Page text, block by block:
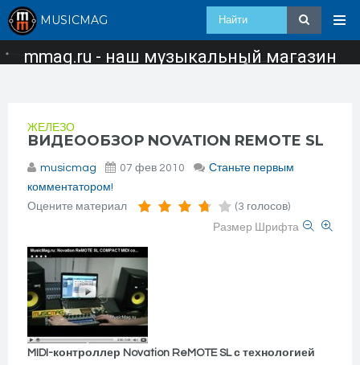
MUSICMAG
mmag.ru - наш музыкальный магазин
ЖЕЛЕЗО
ВИДЕООБЗОР NOVATION REMOTE SL
musicmag 07 фев 2010
Станьте первым
комментатором!
Оцените материал
(3 голосов)
Размер Шрифта
MIDI-контроллер Novation ReMOTE SL с технологией